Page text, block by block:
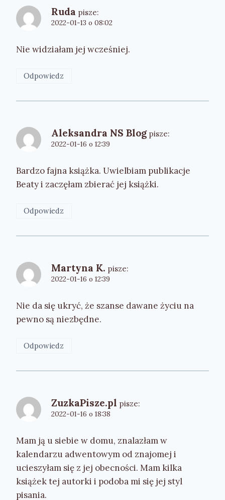
Ruda pisze:
2022-01-13 o 08:02
Nie widziałam jej wcześniej.
Odpowiedz
Aleksandra NS Blog pisze:
2022-01-16 o 12:39
Bardzo fajna książka. Uwielbiam publikacje
Beaty i zaczęłam zbierać jej książki.
Odpowiedz
Martyna K. pisze:
2022-01-16 o 12:39
Nie da się ukryć, że szanse dawane życiu na
pewno są niezbędne.
Odpowiedz
ZuzkaPisze.pl pisze:
2022-01-16 o 18:38
Mam ją u siebie w domu, znalazłam w
kalendarzu adwentowym od znajomej i
ucieszyłam się z jej obecności. Mam kilka
książek tej autorki i podoba mi się jej styl
pisania.